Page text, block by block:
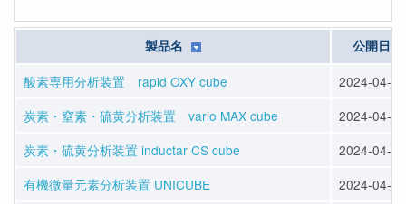
製品名 公開日
酸素専用分析装置 rapid OXY cube
2024-04-12
炭素・窒素・硫黄分析装置 vario MAX cube
2024-04-12
炭素・硫黄分析装置 inductar CS cube
2024-04-12
有機微量元素分析装置 UNICUBE
2024-04-12